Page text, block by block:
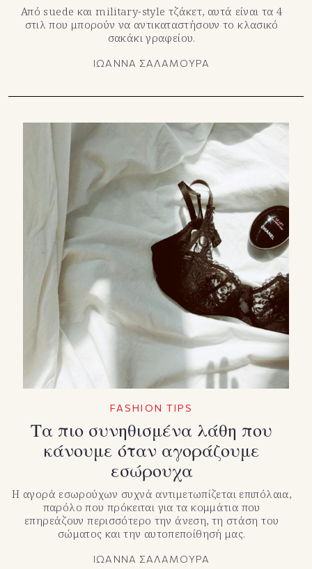
Από suede και military-style τζάκετ, αυτά είναι τα 4
στιλ που μπορούν να αντικαταστήσουν το κλασικό
σακάκι γραφείου.
ΙΩΑΝΝΑ ΣΑΛΑΜΟΥΡΑ
FASHION TIPS
Τα πιο συνηθισμένα λάθη που
κάνουμε όταν αγοράζουμε
εσώρουχα
Η αγορά εσωρούχων συχνά αντιμετωπίζεται επιπόλαια,
παρόλο που πρόκειται για τα κομμάτια που
επηρεάζουν περισσότερο την άνεση, τη στάση του
σώματος και την αυτοπεποίθησή μας.
ΙΩΑΝΝΑ ΣΑΛΑΜΟΥΡΑ